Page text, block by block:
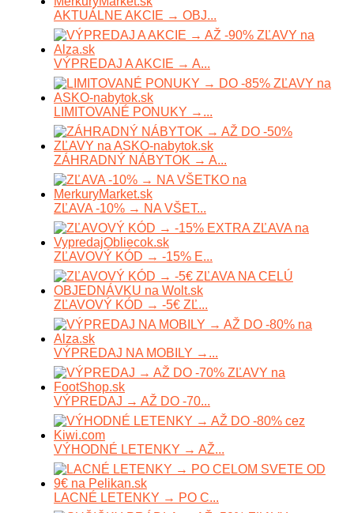
AKTUÁLNE AKCIE → OBJ...
VÝPREDAJ A AKCIE → A...
LIMITOVANÉ PONUKY →...
ZÁHRADNÝ NÁBYTOK → A...
ZĽAVA -10% → NA VŠET...
ZĽAVOVÝ KÓD → -15% E...
ZĽAVOVÝ KÓD → -5€ ZĽ...
VÝPREDAJ NA MOBILY →...
VÝPREDAJ → AŽ DO -70...
VÝHODNÉ LETENKY → AŽ...
LACNÉ LETENKY → PO C...